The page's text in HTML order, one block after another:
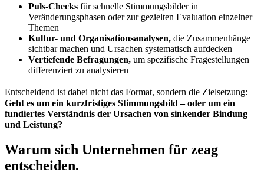
Puls-Checks für schnelle Stimmungsbilder in
Veränderungsphasen oder zur gezielten Evaluation einzelner
Themen
Kultur- und Organisationsanalysen, die Zusammenhänge
sichtbar machen und Ursachen systematisch aufdecken
Vertiefende Befragungen, um spezifische Fragestellungen
differenziert zu analysieren
Entscheidend ist dabei nicht das Format, sondern die Zielsetzung:
Geht es um ein kurzfristiges Stimmungsbild – oder um ein
fundiertes Verständnis der Ursachen von sinkender Bindung
und Leistung?
Warum sich Unternehmen für zeag
entscheiden.